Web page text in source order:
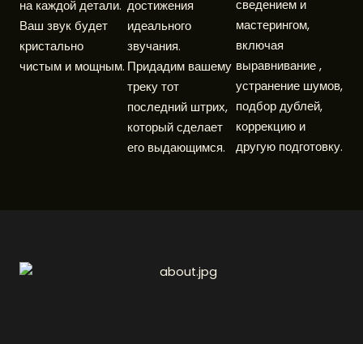
на каждой детали.
Ваш звук будет
кристально
чистым и мощным.
достижения
идеального
звучания.
Придадим вашему
треку тот
последний штрих,
который сделает
его выдающимся.
сведением и
мастерингом,
включая
выравнивание ,
устранение шумов,
подбор дублей,
коррекцию и
другую подготовку.